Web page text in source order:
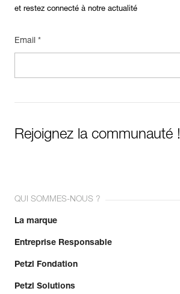
et restez connecté à notre actualité
Email *
Rejoignez la communauté !
QUI SOMMES-NOUS ?
La marque
Entreprise Responsable
Petzl Fondation
Petzl Solutions